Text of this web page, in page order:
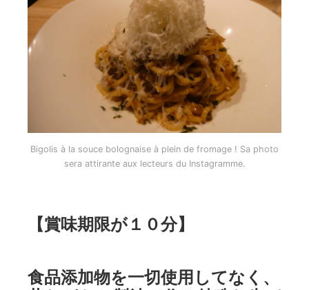
Bigolis à la souce bolognaise à plein de fromage ! Sa photo
sera attirante aux lecteurs du Instagramme.
【賞味期限が１０分】
食品添加物を一切使用してなく、